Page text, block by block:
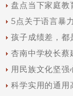
盘点当下家庭教
5点关于语言暴
孩子成绩差，都
杏南中学校长蔡
用民族文化坚强
科学实用的通用